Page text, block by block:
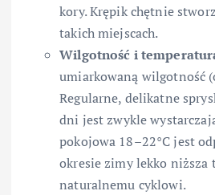
kory. Krępik chętnie
takich miejscach.
Wilgotność i
umiarkowaną wilgotność
Regularne, delikatne
dni jest zwykle
pokojowa 18–22°C jest
okresie zimy lekko niższa
naturalnemu cyklowi.